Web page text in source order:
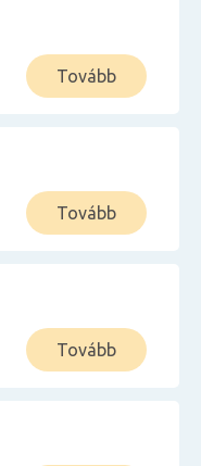
Tovább
Tovább
Tovább